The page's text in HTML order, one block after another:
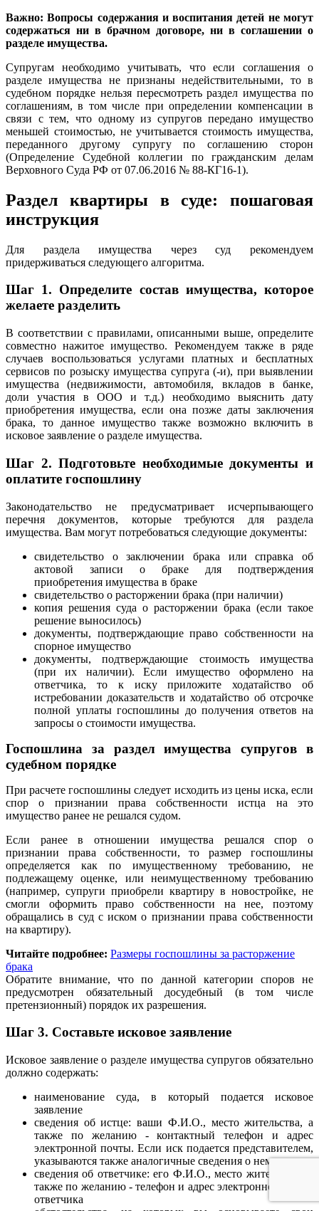
Важно: Вопросы содержания и воспитания детей не могут
содержаться ни в брачном договоре, ни в соглашении о
разделе имущества.
Супругам необходимо учитывать, что если соглашения о
разделе имущества не признаны недействительными, то в
судебном порядке нельзя пересмотреть раздел имущества по
соглашениям, в том числе при определении компенсации в
связи с тем, что одному из супругов передано имущество
меньшей стоимостью, не учитывается стоимость имущества,
переданного другому супругу по соглашению сторон
(Определение Судебной коллегии по гражданским делам
Верховного Суда РФ от 07.06.2016 № 88-КГ16-1).
Раздел квартиры в суде: пошаговая
инструкция
Для раздела имущества через суд рекомендуем
придерживаться следующего алгоритма.
Шаг 1. Определите состав имущества, которое
желаете разделить
В соответствии с правилами, описанными выше, определите
совместно нажитое имущество. Рекомендуем также в ряде
случаев воспользоваться услугами платных и бесплатных
сервисов по розыску имущества супруга (-и), при выявлении
имущества (недвижимости, автомобиля, вкладов в банке,
доли участия в ООО и т.д.) необходимо выяснить дату
приобретения имущества, если она позже даты заключения
брака, то данное имущество также возможно включить в
исковое заявление о разделе имущества.
Шаг 2.Подготовьте необходимые документы и
оплатите госпошлину
Законодательство не предусматривает исчерпывающего
перечня документов, которые требуются для раздела
имущества. Вам могут потребоваться следующие документы:
свидетельство о заключении брака или справка об
актовой записи о браке для подтверждения
приобретения имущества в браке
свидетельство о расторжении брака (при наличии)
копия решения суда о расторжении брака (если такое
решение выносилось)
документы, подтверждающие право собственности на
спорное имущество
документы, подтверждающие стоимость имущества
(при их наличии). Если имущество оформлено на
ответчика, то к иску приложите ходатайство об
истребовании доказательств и ходатайство об отсрочке
полной уплаты госпошлины до получения ответов на
запросы о стоимости имущества.
Госпошлина за раздел имущества супругов в
судебном порядке
При расчете госпошлины следует исходить из цены иска, если
спор о признании права собственности истца на это
имущество ранее не решался судом.
Если ранее в отношении имущества решался спор о
признании права собственности, то размер госпошлины
определяется как по имущественному требованию, не
подлежащему оценке, или неимущественному требованию
(например, супруги приобрели квартиру в новостройке, не
смогли оформить право собственности на нее, поэтому
обращались в суд с иском о признании права собственности
на квартиру).
Читайте подробнее: Размеры госпошлины за расторжение
брака
Обратите внимание, что по данной категории споров не
предусмотрен обязательный досудебный (в том числе
претензионный) порядок их разрешения.
Шаг 3. Составьте исковое заявление
Исковое заявление о разделе имущества супругов обязательно
должно содержать:
наименование суда, в который подается исковое
заявление
сведения об истце: ваши Ф.И.О., место жительства, а
также по желанию - контактный телефон и адрес
электронной почты. Если иск подается представителем,
указываются также аналогичные сведения о нем.
сведения об ответчике: его Ф.И.О., место жительства, а
также по желанию - телефон и адрес электронной почты
ответчика